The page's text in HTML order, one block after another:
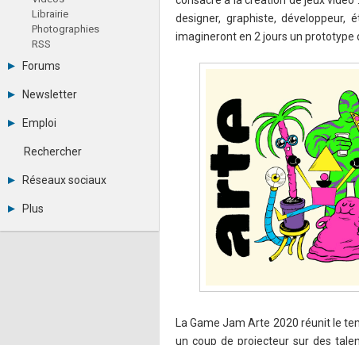
Librairie
Photographies
RSS
Forums
Tous les forums
Se connecter
Messages privés
Contacter un modérateur
Newsletter
Archives
Abonnement
Emploi
Consulter les annonces
Observatoire de l'emploi
Rechercher
Réseaux sociaux
LinkedIn
Plus
Annonceurs
designer, graphiste, développeur,
imagineront en 2 jours un prototype
La Game Jam Arte 2020 réunit le
un coup de projecteur sur des